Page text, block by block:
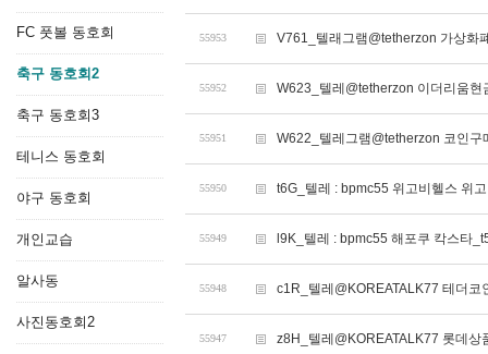
FC 풋볼 동호회
축구 동호회2
축구 동호회3
테니스 동호회
야구 동호회
개인교습
알사동
사진동호회2
55953 V761_텔래그램@tetherzon 가상화
55952 W623_텔레@tetherzon 이더리움현
55951 W622_텔레그램@tetherzon 코인구
55950 t6G_텔레 : bpmc55 위고비헬스 위
55949 l9K_텔레 : bpmc55 해포쿠 칵스타
55948 c1R_텔레@KOREATALK77 테더코
55947 z8H_텔레@KOREATALK77 롯데상